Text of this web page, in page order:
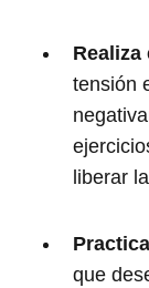
tensión
liberar
que